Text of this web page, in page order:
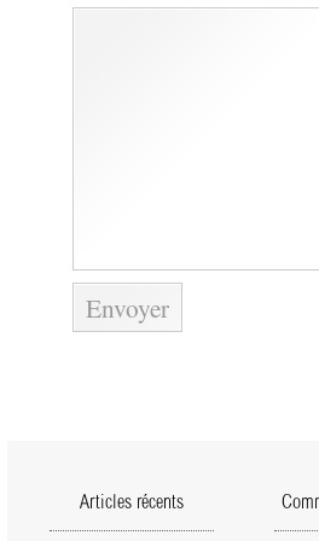
Articles récents